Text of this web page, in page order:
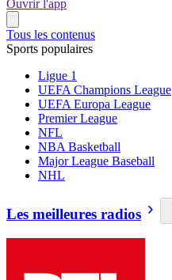
Ouvrir l'app
Tous les contenus
Sports populaires
Ligue 1
UEFA Champions League
UEFA Europa League
Premier League
NFL
NBA Basketball
Major League Baseball
NHL
Les meilleures radios